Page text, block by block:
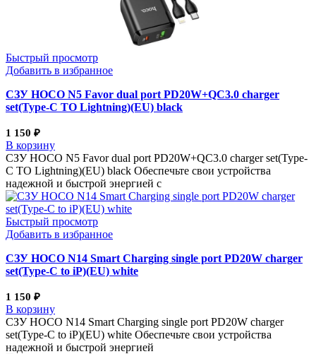
Быстрый просмотр
Добавить в избранное
СЗУ HOCO N5 Favor dual port PD20W+QC3.0 charger
set(Type-C TO Lightning)(EU) black
1 150 ₽
В корзину
СЗУ HOCO N5 Favor dual port PD20W+QC3.0 charger set(Type-
C TO Lightning)(EU) black Обеспечьте свои устройства
надежной и быстрой энергией с
Быстрый просмотр
Добавить в избранное
СЗУ HOCO N14 Smart Charging single port PD20W charger
set(Type-C to iP)(EU) white
1 150 ₽
В корзину
СЗУ HOCO N14 Smart Charging single port PD20W charger
set(Type-C to iP)(EU) white Обеспечьте свои устройства
надежной и быстрой энергией